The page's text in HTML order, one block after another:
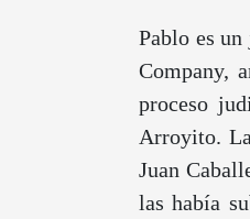
Pablo es
Company,
proceso
Arroyito.
Juan
las había